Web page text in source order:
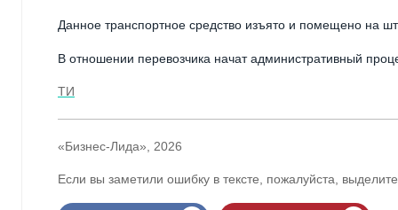
Данное транспортное средство изъято и помещено на
В отношении перевозчика начат административный
ТИ
«Бизнес-Лида», 2026
Если вы заметили ошибку в тексте, пожалуйста,